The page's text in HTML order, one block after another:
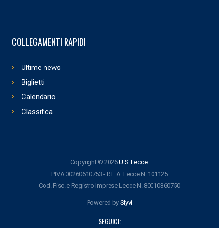
COLLEGAMENTI RAPIDI
Ultime news
Biglietti
Calendario
Classifica
Copyright © 2026U.S. Lecce.
P.IVA 00260610753 - R.E.A. Lecce N. 101125
Cod. Fisc. e Registro Imprese Lecce N. 80010360750
Powered by Slyvi
SEGUICI: